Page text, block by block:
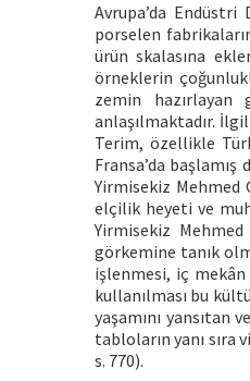
Avrupa’da
porselen
ürün skalasına
örneklerin
zemin hazırlayan
anlaşılmaktadır.
Terim, özellikle
Fransa’da
Yirmisekiz Mehmed
elçilik heyeti ve
Yirmisekiz
görkemine tanık
işlenmesi, iç mekân
kullanılması bu
yaşamını yansıtan
tabloların yanı
s. 770).